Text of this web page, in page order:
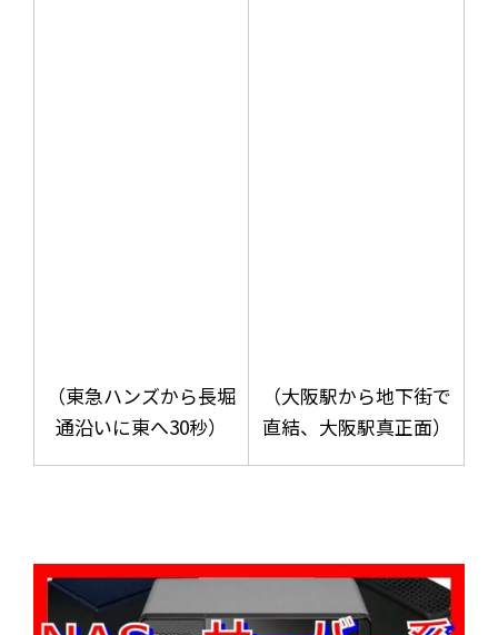
（東急ハンズから長堀
通沿いに東へ30秒）
（大阪駅から地下街で
直結、大阪駅真正面）